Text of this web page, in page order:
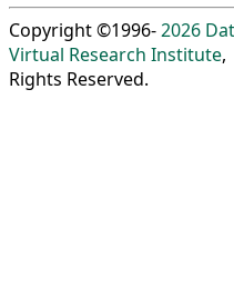
Copyright ©1996-2026
Virtual Research Institute,
Rights Reserved.